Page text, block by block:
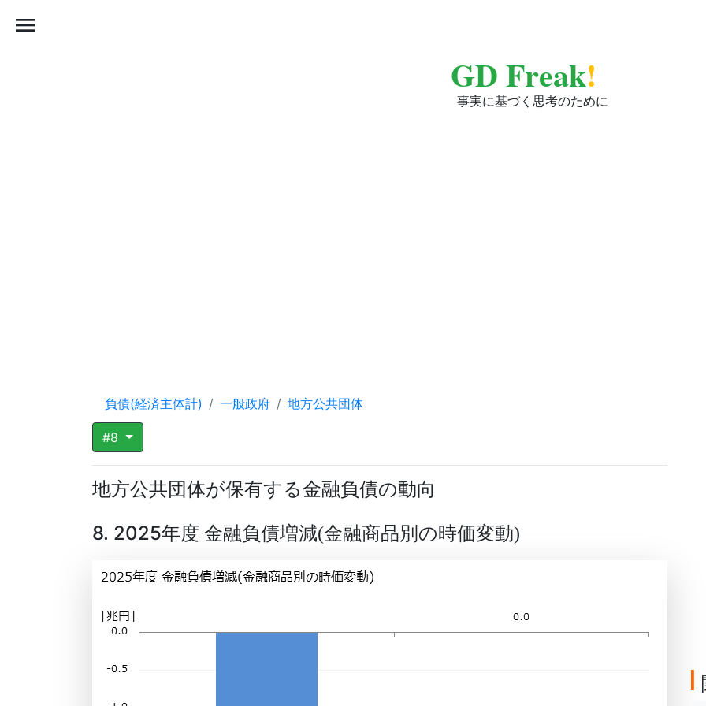
GD Freak!
事実に基づく思考のために
menu
負債(経済主体計) 一般政府 地方公共団体
#8
地方公共団体が保有する金融負債の動向
8. 2025年度 金融負債増減(金融商品別の時価変動)